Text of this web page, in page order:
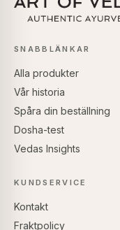
SNABBLÄNKAR
Alla produkter
Vår historia
Spåra din beställning
Dosha-test
Vedas Insights
KUNDSERVICE
Kontakt
Fraktpolicy